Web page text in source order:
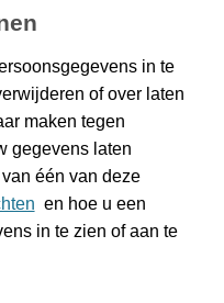
in te
of over laten
maken tegen
gegevens laten
één van deze
en hoe u een
in te zien of aan te